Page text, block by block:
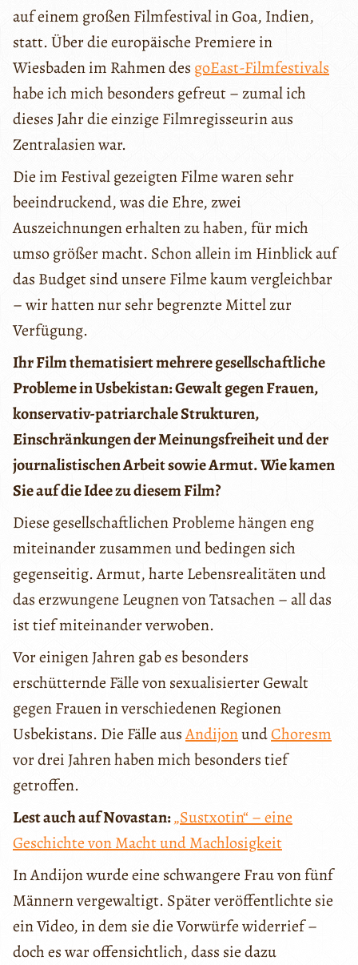
auf einem großen Filmfestival in Goa, Indien,
statt. Über die europäische Premiere in
Wiesbaden im Rahmen des goEast-Filmfestivals
habe ich mich besonders gefreut – zumal ich
dieses Jahr die einzige Filmregisseurin aus
Zentralasien war.
Die im Festival gezeigten Filme waren sehr
beeindruckend, was die Ehre, zwei
Auszeichnungen erhalten zu haben, für mich
umso größer macht. Schon allein im Hinblick auf
das Budget sind unsere Filme kaum vergleichbar
– wir hatten nur sehr begrenzte Mittel zur
Verfügung.
Ihr Film thematisiert mehrere gesellschaftliche
Probleme in Usbekistan: Gewalt gegen Frauen,
konservativ-patriarchale Strukturen,
Einschränkungen der Meinungsfreiheit und der
journalistischen Arbeit sowie Armut. Wie kamen
Sie auf die Idee zu diesem Film?
Diese gesellschaftlichen Probleme hängen eng
miteinander zusammen und bedingen sich
gegenseitig. Armut, harte Lebensrealitäten und
das erzwungene Leugnen von Tatsachen – all das
ist tief miteinander verwoben.
Vor einigen Jahren gab es besonders
erschütternde Fälle von sexualisierter Gewalt
gegen Frauen in verschiedenen Regionen
Usbekistans. Die Fälle ausAndijonundChoresm
vor drei Jahren haben mich besonders tief
getroffen.
Lest auch auf Novastan:„Sustxotin“ – eine
Geschichte von Macht und Machlosigkeit
In Andijon wurde eine schwangere Frau von fünf
Männern vergewaltigt. Später veröffentlichte sie
ein Video, in dem sie die Vorwürfe widerrief –
doch es war offensichtlich, dass sie dazu